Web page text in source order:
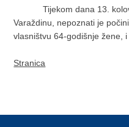
Tijekom dana 13.
Varaždinu, nepoznati je
vlasništvu 64-godišnje žene,
Stranica